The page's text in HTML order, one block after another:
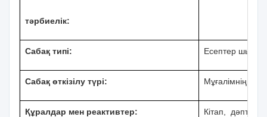
тәрбиелік:
Сабақ типі: Есептер
Сабақ өткізілу түрі: Мұғалімнің
Құралдар мен реактивтер: Кітап, дәптер,